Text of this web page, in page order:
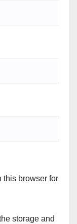
this browser for
storage and